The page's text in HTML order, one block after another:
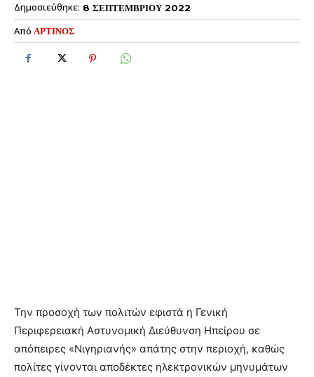
Δημοσιεύθηκε: 8 ΣΕΠΤΕΜΒΡΙΟΥ 2022
Από ΑΡΤΙΝΟΣ
Την προσοχή των πολιτών εφιστά η Γενική
Περιφερειακή Αστυνομική Διεύθυνση Ηπείρου σε
απόπειρες «Νιγηριανής» απάτης στην περιοχή, καθώς
πολίτες γίνονται αποδέκτες ηλεκτρονικών μηνυμάτων